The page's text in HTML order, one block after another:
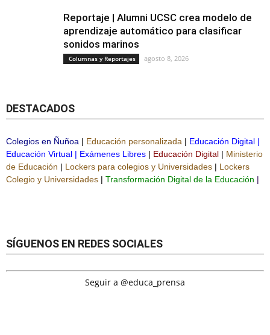
Reportaje | Alumni UCSC crea modelo de
aprendizaje automático para clasificar
sonidos marinos
Columnas y Reportajes agosto 8, 2026
DESTACADOS
Colegios en Ñuñoa | Educación personalizada | Educación Digital |
Educación Virtual | Exámenes Libres | Educación Digital | Ministerio
de Educación | Lockers para colegios y Universidades | Lockers
Colegio y Universidades | Transformación Digital de la Educación |
SÍGUENOS EN REDES SOCIALES
Seguir a @educa_prensa